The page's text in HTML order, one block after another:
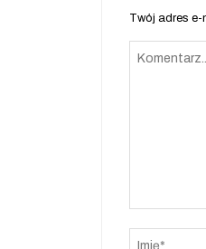
Twój adres e-